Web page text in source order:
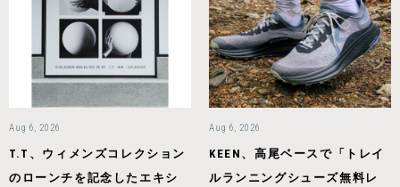
Aug 6, 2026
T.T、ウィメンズコレクション
のローンチを記念したエキシ
Aug 6, 2026
KEEN、高尾ベースで「トレイ
ルランニングシューズ無料レ